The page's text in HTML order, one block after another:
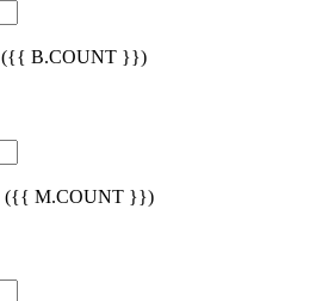
({{ B.COUNT }})
({{ M.COUNT }})